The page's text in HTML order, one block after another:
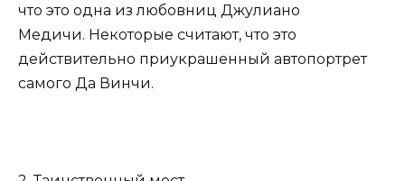
что это одна из любовниц Джулиано
Медичи. Некоторые считают, что это
действительно приукрашенный автопортрет
самого Да Винчи.